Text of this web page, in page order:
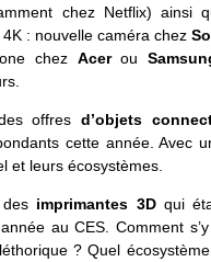
chez Netflix) ainsi
: nouvelle caméra chez
chez Acerou
offresd’objets
cette année. Avec
et leurs écosystèmes.
imprimantes 3D qui
au CES. Comment
? Quel